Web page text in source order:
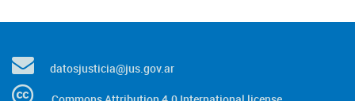
datosjusticia@jus.gov.ar